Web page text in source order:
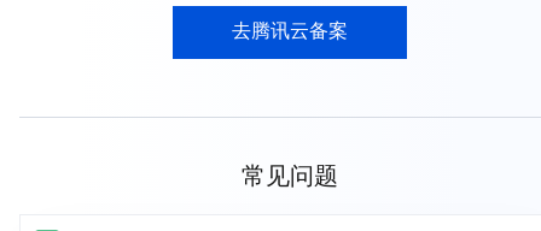
去腾讯云备案
常见问题